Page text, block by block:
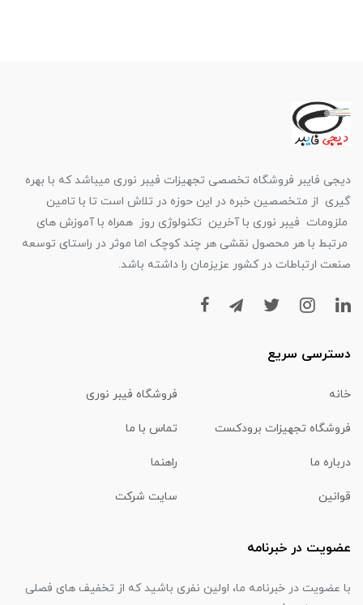
دیجی فایبر فروشگاه تخصصی تجهیزات فیبر نوری میباشد که با بهره
گیری از متخصصین خبره در این حوزه در تلاش است تا با تامین
ملزومات فیبر نوری با آخرین تکنولوژی روز همراه با آموزش های
مرتبط با هر محصول نقشی هر چند کوچک اما موثر در راستای توسعه
صنعت ارتباطات در کشور عزیزمان را داشته باشد.
دسترسی سریع
خانه فروشگاه فیبر نوری
فروشگاه تجهیزات برودکست تماس با ما
درباره ما راهنما
قوانین سایت شرکت
عضویت در خبرنامه
با عضویت در خبرنامه ما، اولین نفری باشید که از تخفیف های فصلی